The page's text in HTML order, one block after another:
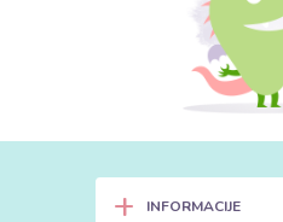
+ INFORMACIJE